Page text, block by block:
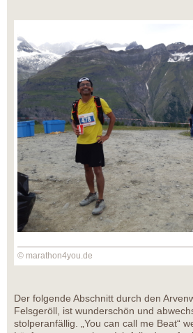
© marathon4you.de
Der folgende Abschnitt durch den
Felsgeröll, ist wunderschön und
stolperanfällig. „You can call me Beat“